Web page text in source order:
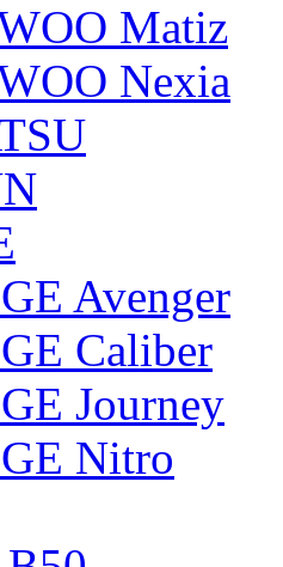
Matiz
Nexia
Avenger
Caliber
Journey
Nitro